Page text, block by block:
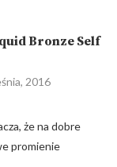
Bronze Self
2016
że na dobre
promienie